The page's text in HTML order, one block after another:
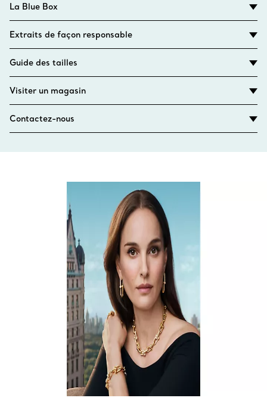
La Blue Box
Extraits de façon responsable
Guide des tailles
Visiter un magasin
Contactez-nous